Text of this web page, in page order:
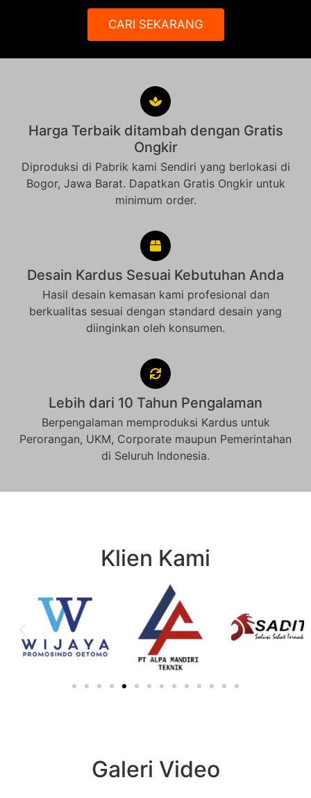
CARI SEKARANG
Harga Terbaik ditambah dengan Gratis
Ongkir
Diproduksi di Pabrik kami Sendiri yang berlokasi di
Bogor, Jawa Barat. Dapatkan Gratis Ongkir untuk
minimum order.
Desain Kardus Sesuai Kebutuhan Anda
Hasil desain kemasan kami profesional dan
berkualitas sesuai dengan standard desain yang
diinginkan oleh konsumen.
Lebih dari 10 Tahun Pengalaman
Berpengalaman memproduksi Kardus untuk
Perorangan, UKM, Corporate maupun Pemerintahan
di Seluruh Indonesia.
Klien Kami
Galeri Video